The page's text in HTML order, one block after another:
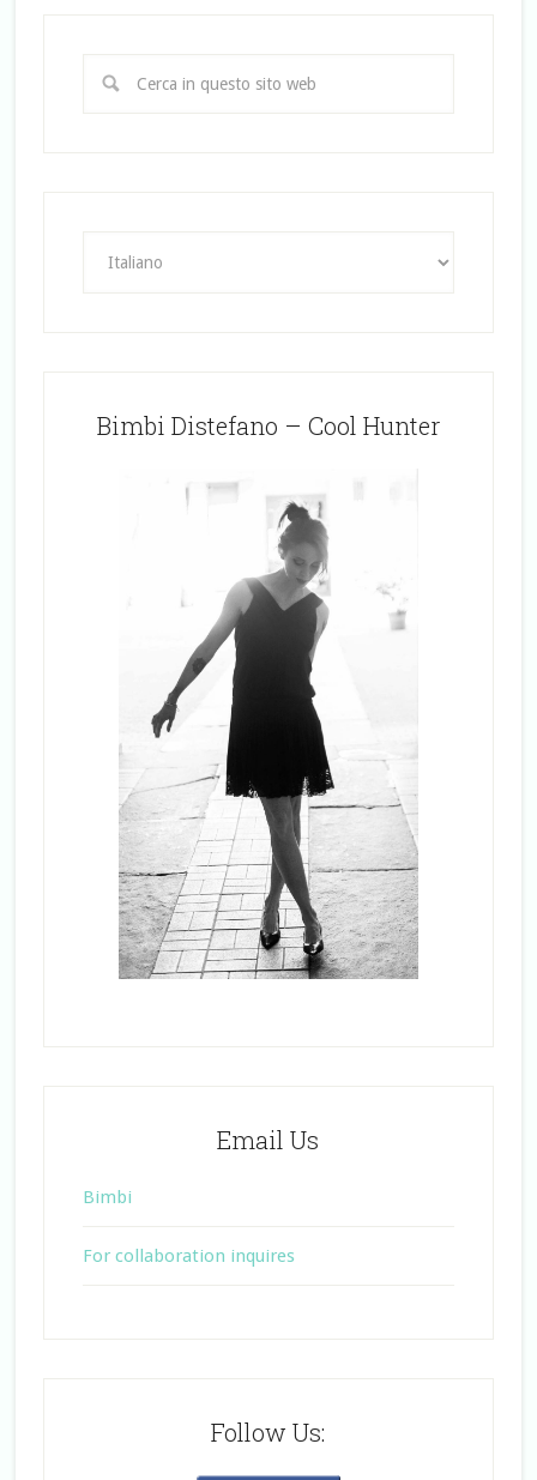
Bimbi Distefano – Cool Hunter
Email Us
Bimbi
For collaboration inquires
Follow Us: